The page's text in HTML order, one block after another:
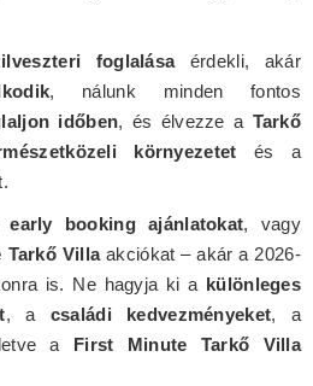
foglalásaérdekli, akár
, nálunk minden fontos
időben, és élvezze a Tarkő
környezetet és a
early booking ajánlatokat, vagy
Tarkő Villaakciókat – akár a 2026-
is. Ne hagyja ki a különleges
, a családi kedvezményeket, a
a First Minute Tarkő Villa